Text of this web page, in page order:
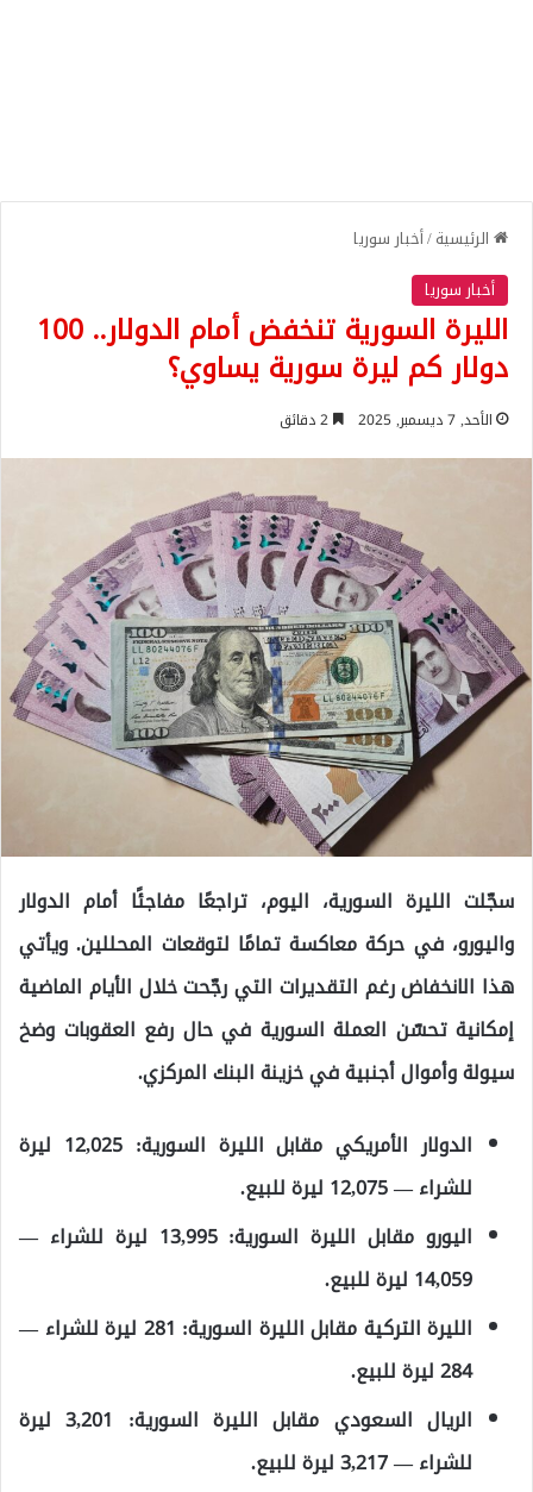
الرئيسية/أخبار سوريا
أخبار سوريا
الليرة السورية تنخفض أمام الدولار.. 100
دولار كم ليرة سورية يساوي؟
الأحد, 7 ديسمبر, 2025
سجّلت الليرة السورية، اليوم، تراجعًا مفاجئًا أمام الدولار
واليورو، في حركة معاكسة تمامًا لتوقعات المحللين. ويأتي
هذا الانخفاض رغم التقديرات التي رجّحت خلال الأيام الماضية
إمكانية تحسّن العملة السورية في حال رفع العقوبات وضخ
سيولة وأموال أجنبية في خزينة البنك المركزي.
الدولار الأمريكي مقابل الليرة السورية: 12,025 ليرة
للشراء — 12,075 ليرة للبيع.
اليورو مقابل الليرة السورية: 13,995 ليرة للشراء —
14,059 ليرة للبيع.
الليرة التركية مقابل الليرة السورية: 281 ليرة للشراء —
284 ليرة للبيع.
الريال السعودي مقابل الليرة السورية: 3,201 ليرة
للشراء — 3,217 ليرة للبيع.